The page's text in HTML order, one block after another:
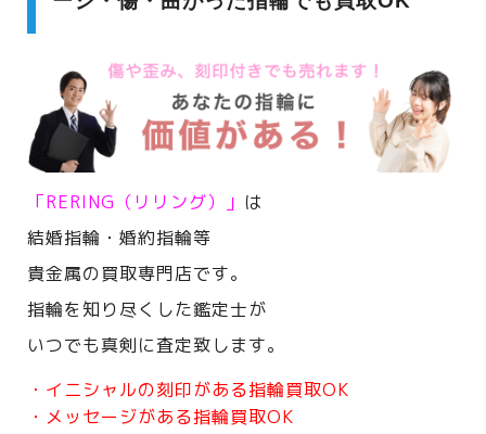
「RERING（リリング）」 は
結婚指輪・婚約指輪等
貴金属の買取専門店です。
指輪を知り尽くした鑑定士が
いつでも真剣に査定致します。
・イニシャルの刻印がある指輪買取OK
・メッセージがある指輪買取OK